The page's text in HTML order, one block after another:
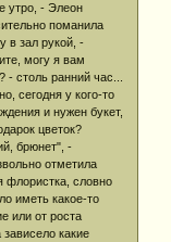
утро, - Элеон
поманила
в зал рукой, -
могу я вам
- столь ранний час...
сегодня у кого-то
и нужен букет,
цветок?
брюнет", -
отметила
флористка, словно
иметь какое-то
или от роста
зависело какие